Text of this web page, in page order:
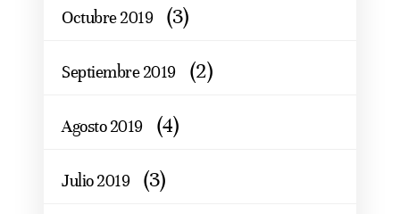
Octubre 2019 (3)
Septiembre 2019 (2)
Agosto 2019 (4)
Julio 2019 (3)